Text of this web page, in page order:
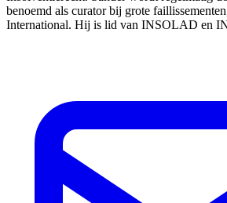
benoemd als curator bij grote
International. Hij is lid van INSOLAD en